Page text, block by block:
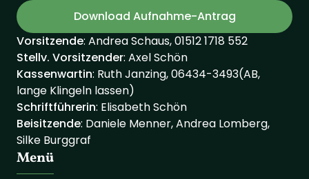
Download Aufnahme-Antrag
Vorsitzende: Andrea Schaus, 01512 1718 552
Stellv. Vorsitzender: Axel Schön
Kassenwartin: Ruth Janzing, 06434-3493(AB,
lange Klingeln lassen)
Schriftführerin: Elisabeth Schön
Beisitzende: Daniele Menner, Andrea Lomberg,
Silke Burggraf
Menü